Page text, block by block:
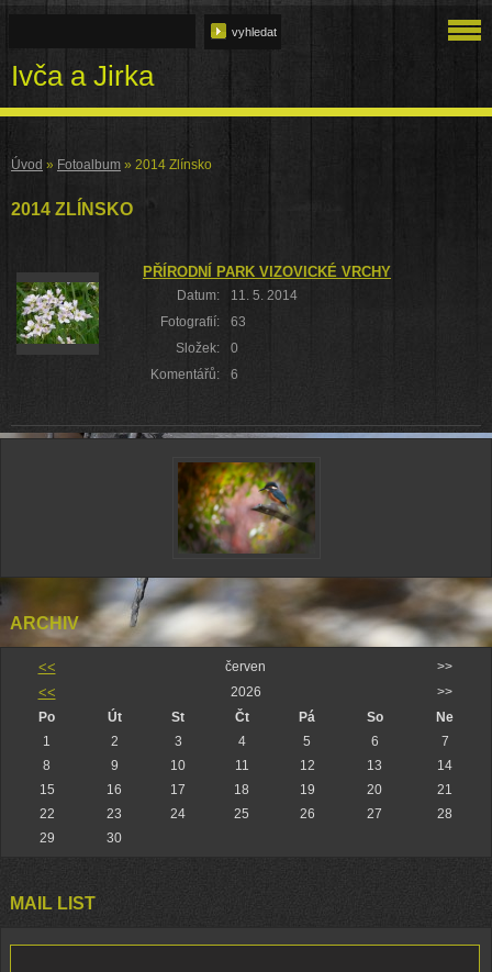
Ivča a Jirka
Úvod » Fotoalbum » 2014 Zlínsko
2014 ZLÍNSKO
PŘÍRODNÍ PARK VIZOVICKÉ VRCHY
Datum:
11. 5. 2014
Fotografií:
63
Složek:
0
Komentářů:
6
ARCHIV
<< červen >>
<< 2026
>>
Po
Út St Čt Pá So
Ne
1
2 3 4 5 6
7
8
9 10 11 12 13
14
15
16 17 18 19 20
21
22
23 24 25 26 27
28
29
30
MAIL LIST